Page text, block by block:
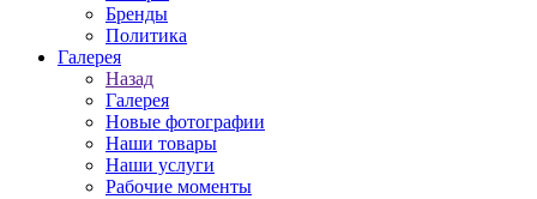
Бренды
Политика
Галерея
Назад
Галерея
Новые фотографии
Наши товары
Наши услуги
Рабочие моменты